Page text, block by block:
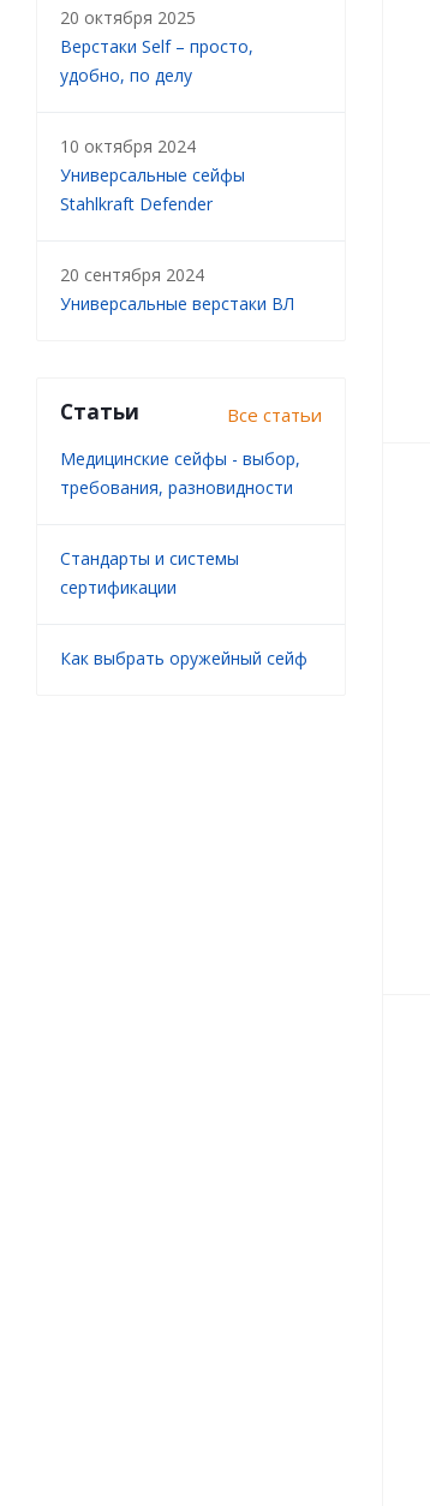
20 октября 2025
Верстаки Self – просто,
удобно, по делу
10 октября 2024
Универсальные сейфы
Stahlkraft Defender
20 сентября 2024
Универсальные верстаки ВЛ
Статьи Все статьи
Медицинские сейфы - выбор,
требования, разновидности
Стандарты и системы
сертификации
Как выбрать оружейный сейф